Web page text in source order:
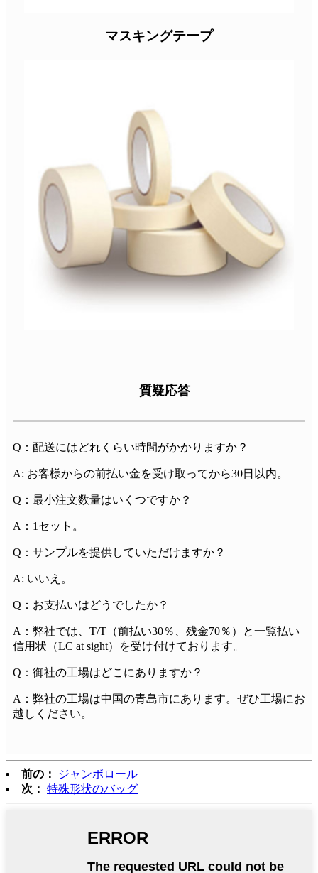
マスキングテープ
質疑応答
Q：配送にはどれくらい時間がかかりますか？
A: お客様からの前払い金を受け取ってから30日以内。
Q：最小注文数量はいくつですか？
A：1セット。
Q：サンプルを提供していただけますか？
A: いいえ。
Q：お支払いはどうでしたか？
A：弊社では、T/T（前払い30％、残金70％）と一覧払い
信用状（LC at sight）を受け付けております。
Q：御社の工場はどこにありますか？
A：弊社の工場は中国の青島市にあります。ぜひ工場にお
越しください。
前の：
ジャンボロール
次： 特殊形状のバッグ